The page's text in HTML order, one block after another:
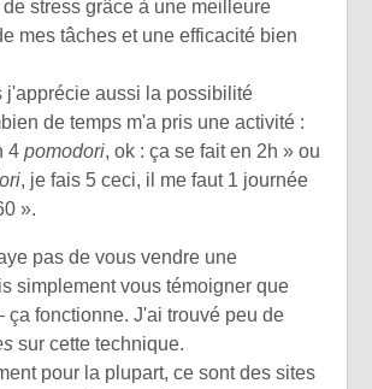
stress grâce à une meilleure
mes tâches et une efficacité bien
j'apprécie aussi la possibilité
de temps m'a pris une activité :
4 pomodori, ok : ça se fait en 2h » ou
, je fais 5 ceci, il me faut 1 journée
».
pas de vous vendre une
simplement vous témoigner que
fonctionne. J'ai trouvé peu de
sur cette technique.
pour la plupart, ce sont des sites